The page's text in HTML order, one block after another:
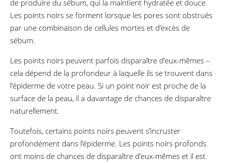
de produire du sébum, qui la maintient hydratée et douce.
Les points noirs se forment lorsque les pores sont obstrués
par une combinaison de cellules mortes et d’excès de
sébum.
Les points noirs peuvent parfois disparaître d’eux-mêmes –
cela dépend de la profondeur à laquelle ils se trouvent dans
l’épiderme de votre peau. Si un point noir est proche de la
surface de la peau, il a davantage de chances de disparaître
naturellement.
Toutefois, certains points noirs peuvent s’incruster
profondément dans l’épiderme. Les points noirs profonds
ont moins de chances de disparaître d’eux-mêmes et il est